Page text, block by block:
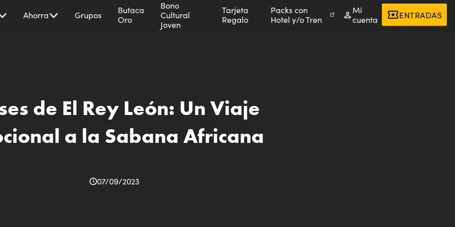
Ahorra Grupos
Butaca
Oro
Bono
Cultural
Joven
Tarjeta
Regalo
Packs con
Hotel y/o Tren
Mi
cuenta
ENTRADAS
de El Rey León: Un Viaje
a la Sabana Africana
07/09/2023